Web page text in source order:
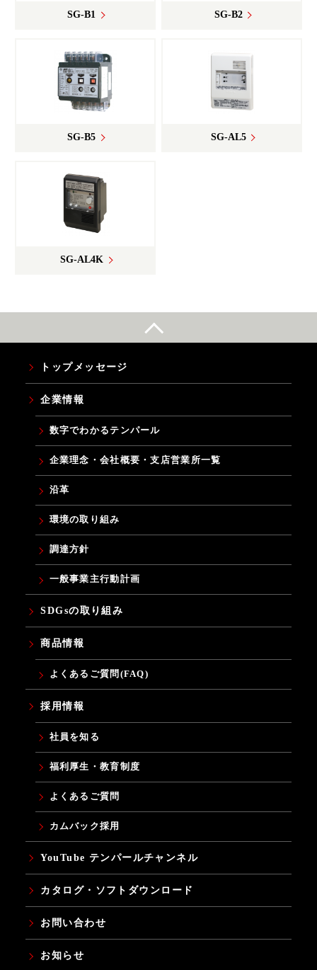
SG-B1 SG-B2
SG-B5 SG-AL5
SG-AL4K
トップメッセージ
企業情報
数字でわかるテンパール
企業理念・会社概要・支店営業所一覧
沿革
環境の取り組み
調達方針
一般事業主行動計画
SDGsの取り組み
商品情報
よくあるご質問(FAQ)
採用情報
社員を知る
福利厚生・教育制度
よくあるご質問
カムバック採用
YouTube テンパールチャンネル
カタログ・ソフトダウンロード
お問い合わせ
お知らせ